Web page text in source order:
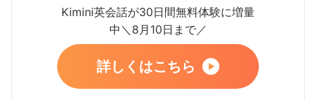
Kimini英会話が30日間無料体験に増量
中＼8月10日まで／
詳しくはこちら